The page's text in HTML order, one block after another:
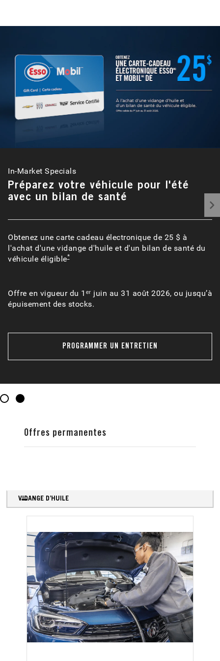
In-Market Specials
Préparez votre véhicule pour l'été
avec un bilan de santé
Obtenez une carte cadeau électronique de 25 $ à
l'achat d'une vidange d'huile et d'un bilan de santé du
véhicule éligible*
Offre en vigueur du 1ᵉʳ juin au 31 août 2026, ou jusqu’à
épuisement des stocks.
PROGRAMMER UN ENTRETIEN
1 2
Offres permanentes
VIDANGE D’HUILE